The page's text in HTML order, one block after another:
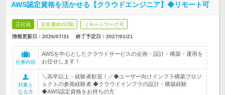
AWS認定資格を活かせる【クラウドエンジニア】◆リモート可
正社員 完全週休2日制 リモートワーク可
情報更新日：2026/07/31 終了予定日： 2027/01/21
仕事内容
AWSを中心としたクラウドサービスの企画・設計・構築・運用を
お任せします！
対象と
なる方
＼高卒以上・経験者歓迎！／◆ユーザー向けインフラ構築プロジ
ェクトの参画経験者 ◆クラウドインフラの設計・構築経験
◆AWS認定資格をお持ちの方